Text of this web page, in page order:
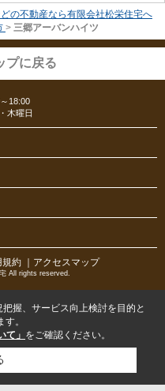
の不動産なら有限会社松栄住宅へ
> 三郷アーバンハイツ
プに戻る
18:00
木曜日
規約 ｜アクセスマップ
All rights reserved.
握、サービス向上検討を目的と
。
て」 をご確認ください。